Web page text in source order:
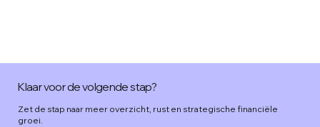
Klaar voor de volgende stap?
Zet de stap naar meer overzicht, rust en strategische financiële
groei.